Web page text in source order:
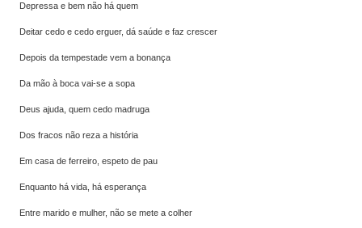
Depressa e bem não há quem
Deitar cedo e cedo erguer, dá saúde e faz crescer
Depois da tempestade vem a bonança
Da mão à boca vai-se a sopa
Deus ajuda, quem cedo madruga
Dos fracos não reza a história
Em casa de ferreiro, espeto de pau
Enquanto há vida, há esperança
Entre marido e mulher, não se mete a colher